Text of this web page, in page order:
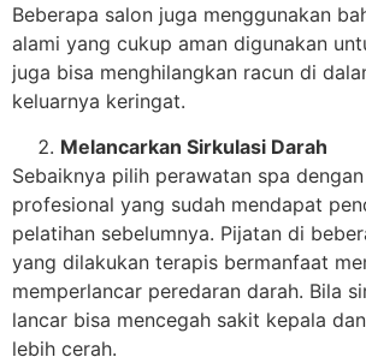
Beberapa salon juga menggunakan
alami yang cukup aman digunakan
juga bisa menghilangkan racun di
keluarnya keringat.
Melancarkan Sirkulasi Darah
Sebaiknya pilih perawatan spa
profesional yang sudah mendapat
pelatihan sebelumnya. Pijatan di
yang dilakukan terapis bermanfaat
memperlancar peredaran darah. Bila
lancar bisa mencegah sakit kepala
lebih cerah.